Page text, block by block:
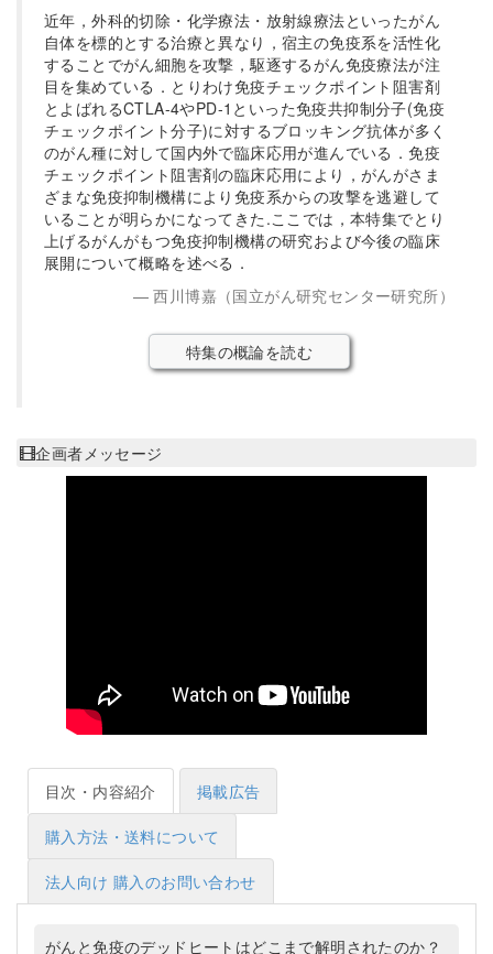
近年，外科的切除・化学療法・放射線療法といったがん
自体を標的とする治療と異なり，宿主の免疫系を活性化
することでがん細胞を攻撃，駆逐するがん免疫療法が注
目を集めている．とりわけ免疫チェックポイント阻害剤
とよばれるCTLA-4やPD-1といった免疫共抑制分子(免疫
チェックポイント分子)に対するブロッキング抗体が多く
のがん種に対して国内外で臨床応用が進んでいる．免疫
チェックポイント阻害剤の臨床応用により，がんがさま
ざまな免疫抑制機構により免疫系からの攻撃を逃避して
いることが明らかになってきた.ここでは，本特集でとり
上げるがんがもつ免疫抑制機構の研究および今後の臨床
展開について概略を述べる．
西川博嘉（国立がん研究センター研究所）
特集の概論を読む
企画者メッセージ
目次・内容紹介 掲載広告
購入方法・送料について
法人向け 購入のお問い合わせ
がんと免疫のデッドヒートはどこまで解明されたのか？